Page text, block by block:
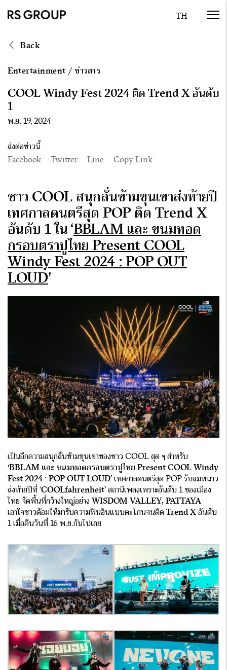
Back
Entertainment / ข่าวสาร
COOL Windy Fest 2024 ติด Trend X อันดับ
1
พ.ย. 19, 2024
ส่งต่อข่าวนี้
Facebook
Twitter Line Copy Link
ชาว COOL สนุกลั่นข้ามขุนเขาส่งท้ายปี
เทศกาลดนตรีสุด POP ติด Trend X
อันดับ 1 ใน ‘BBLAM และ ขนมทอด
กรอบตราปูไทย Present COOL
Windy Fest 2024 : POP OUT
LOUD’
เป็นอีกความสนุกลั่นข้ามขุนเขาของชาว COOL สุด ๆ สำหรับ
‘BBLAM และ ขนมทอดกรอบตราปูไทย Present COOL Windy
Fest 2024 : POP OUT LOUD’ เทศกาลดนตรีสุด POP รับลมหนาว
ส่งท้ายปีที่ ‘COOLfahrenheit’ สถานีเพลงเพราะอันดับ 1 ของเมือง
ไทย จัดพื้นที่กว้างใหญ่อย่าง WISDOM VALLEY, PATTAYA
เอาใจชาวด้อมให้มารับความฟินอินแบบตะโกนจนติด Trend X อันดับ
1 เมื่อคืนวันที่ 16 พ.ย.กันไปเลย